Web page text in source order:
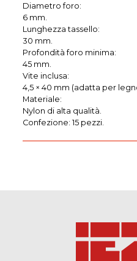
Diametro foro:
6 mm.
Lunghezza tassello:
30 mm.
Profondità foro minima:
45 mm.
Vite inclusa:
4,5 × 40 mm (adatta per
Materiale:
Nylon di alta qualità.
Confezione: 15 pezzi.